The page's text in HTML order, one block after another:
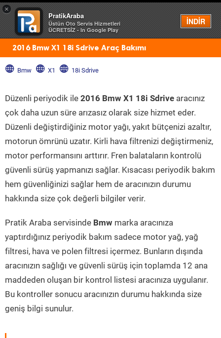
×
PratikAraba
Üstün Oto Servis Hizmetleri
ÜCRETSİZ - In Google Play
İNDİR
Menü
2016 Bmw X1 18i Sdrive Araç Bakımı
Bmw X1 18i Sdrive
Düzenli periyodik ile 2016 Bmw X1 18i Sdrive aracınız
çok daha uzun süre arızasız olarak size hizmet eder.
Düzenli değiştirdiğiniz motor yağı, yakıt bütçenizi azaltır,
motorun ömrünü uzatır. Kirli hava filtrenizi değiştirmeniz,
motor performansını arttırır. Fren balataların kontrolü
güvenli sürüş yapmanızı sağlar. Kısacası periyodik bakım
hem güvenliğinizi sağlar hem de aracınızın durumu
hakkında size çok değerli bilgiler verir.
Pratik Araba servisinde Bmw marka aracınıza
yaptırdığınız periyodik bakım sadece motor yağ, yağ
filtresi, hava ve polen filtresi içermez. Bunların dışında
aracınızın sağlığı ve güvenli sürüş için toplamda 12 ana
maddeden oluşan bir kontrol listesi aracınıza uygulanır.
Bu kontroller sonucu aracınızın durumu hakkında size
geniş bilgi sunulur.